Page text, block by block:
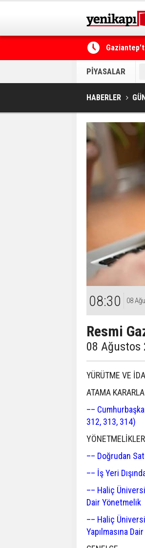
Resmi
PİYASALAR
HABERLER
08:30 08
Resmi
08 Ağustos
YÜRÜTME VE
ATAMA
––
312, 313, 314)
YÖNETMELİKLER
–– Doğrudan
–– İş Yeri
–– Haliç
Dair Yönetmelik
–– Haliç
Yapılmasına